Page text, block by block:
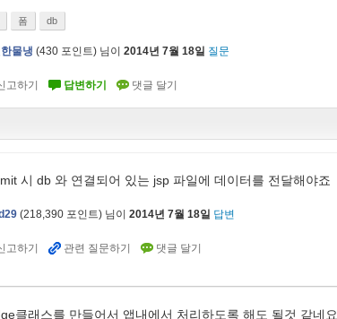
폼 db
물냉 (430 포인트) 님이 2014년 7월 18일 질문
시 db 와 연결되어 있는 jsp 파일에 데이터를 전달해야죠
(218,390 포인트) 님이 2014년 7월 18일 답변
클래스를 만들어서 앱내에서 처리하도록 해도 될것 같네요.